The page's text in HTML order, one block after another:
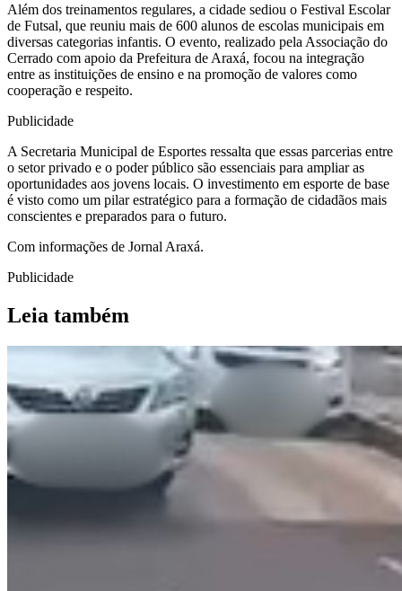
Além dos treinamentos regulares, a cidade sediou o Festival Escolar
de Futsal, que reuniu mais de 600 alunos de escolas municipais em
diversas categorias infantis. O evento, realizado pela Associação do
Cerrado com apoio da Prefeitura de Araxá, focou na integração
entre as instituições de ensino e na promoção de valores como
cooperação e respeito.
Publicidade
A Secretaria Municipal de Esportes ressalta que essas parcerias entre
o setor privado e o poder público são essenciais para ampliar as
oportunidades aos jovens locais. O investimento em esporte de base
é visto como um pilar estratégico para a formação de cidadãos mais
conscientes e preparados para o futuro.
Com informações de Jornal Araxá.
Publicidade
Leia também